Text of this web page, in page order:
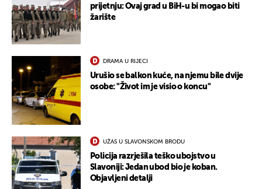
prijetnju: Ovaj grad u BiH-u bi mogao biti
žarište
DRAMA U RIJECI
Urušio se balkon kuće, na njemu bile dvije
osobe: "Život im je visio o koncu"
UŽAS U SLAVONSKOM BRODU
Policija razrješila teško ubojstvo u
Slavoniji: Jedan ubod bio je koban.
Objavljeni detalji